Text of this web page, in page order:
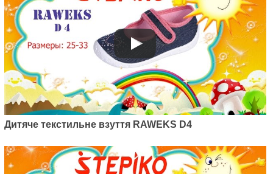
Артикул: K18/22
Дитяче текстильне взуття
Raweks Kaja 18
Дитяче текстильне взуття RAWEKS D4